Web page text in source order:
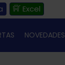
Excel
NOVEDADES